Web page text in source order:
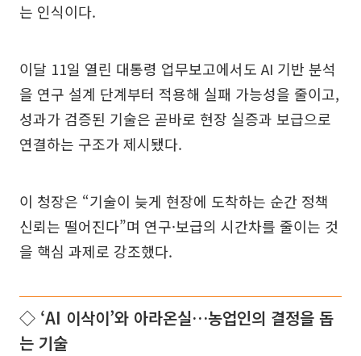
는 인식이다.
이달 11일 열린 대통령 업무보고에서도 AI 기반 분석
을 연구 설계 단계부터 적용해 실패 가능성을 줄이고,
성과가 검증된 기술은 곧바로 현장 실증과 보급으로
연결하는 구조가 제시됐다.
이 청장은 “기술이 늦게 현장에 도착하는 순간 정책
신뢰는 떨어진다”며 연구·보급의 시간차를 줄이는 것
을 핵심 과제로 강조했다.
◇ ‘AI 이삭이’와 아라온실…농업인의 결정을 돕
는 기술